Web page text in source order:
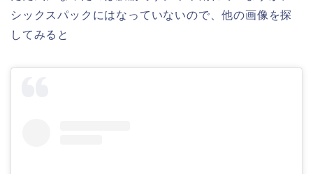
シックスパックにはなっていないので、他の画像を探
してみると